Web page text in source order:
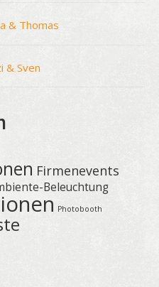
& Thomas
& Sven
Firmenevents
Beleuchtung
Photobooth